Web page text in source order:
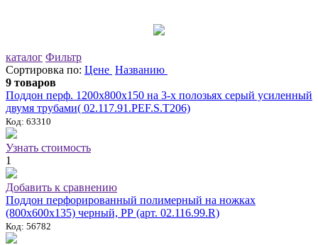
каталог Фильтр
Сортировка по: Цене Названию
9 товаров
Поддон перф. 1200x800x150 на 3-х полозьях серый усиленный
двумя трубами( 02.117.91.PEF.S.Т206)
Код: 63310
Узнать стоимость
1
Добавить к сравнению
Поддон перфорированный полимерный на ножках
(800х600х135) черный, РР (арт. 02.116.99.R)
Код: 56782